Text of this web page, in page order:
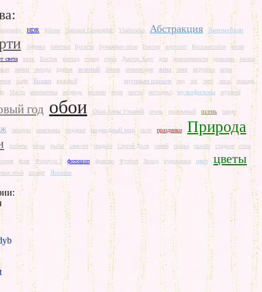
HDR Iphone National Geographic Vladstudio Абстракция Автомобили
Африка бабочка Бугатти бумажные обои Вектор вертолет Веселые обои
весна
света
волк Восток восход город горы Доктор Хаус дом драгоценности драконы
ежики
замки звезды здания зеленый Земля земноводне зима змея игрушки
игры
кофе Кошки красный Красота крупным планом лед лес лето лисы
лошадь
Масло математика медведь молнии море мосты мотоцикл мультфильмы муравей
год обои Обои Анны Уткиной огонь оранжевый осень панда
пещеры пингвины подарки подводный мир поле праздники Природа
роботы розы рыбы самолет свадьба Сергей Доля синий сказка сказки сладкое слон
флаг Формула 1 фотошоп фрактал Футбол Холод художники цвет цветы
обои шрифт Япония